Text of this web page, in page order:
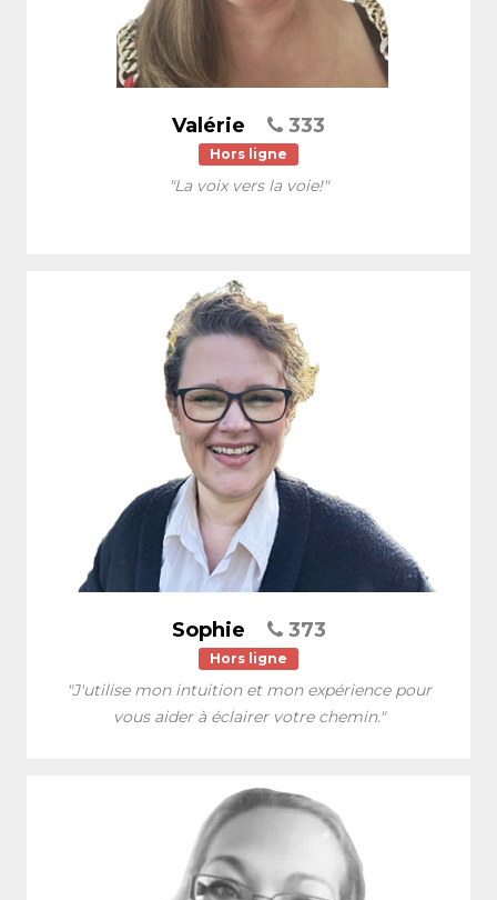
Valérie 333
Hors ligne
"La voix vers la voie!"
Sophie 373
Hors ligne
"J'utilise mon intuition et mon expérience pour
vous aider à éclairer votre chemin."